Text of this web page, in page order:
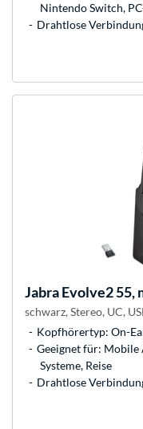
Nintendo Switch,
Drahtlose
JabraEvolve2 55,
schwarz, Stereo, UC,
Kopfhörertyp: On-
Geeignet für: Mobile
Systeme, Reise
Drahtlose